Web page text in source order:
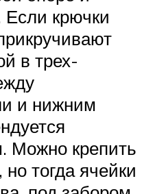
крючки
в трех-
и нижним
Можно крепить
тогда ячейки